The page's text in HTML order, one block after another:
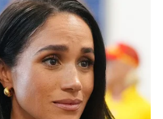
nije test – već nagrada.
stare sumnje. Otvaraju se teme
Osećate da vas partner